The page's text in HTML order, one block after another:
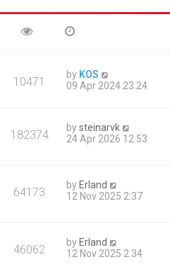
10471 by KOS
09 Apr 2024 23:24
182374 bysteinarvk
24 Apr 2026 12:53
64173 by Erland
12 Nov 2025 2:37
46062 by Erland
12 Nov 2025 2:34